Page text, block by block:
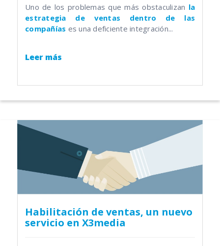
Uno de los problemas que más obstaculizan la
estrategia de ventas dentro de las
compañías es una deficiente integración...
Leer más
Habilitación de ventas, un nuevo
servicio en X3media